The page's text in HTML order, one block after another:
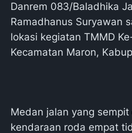
Danrem 083/Baladhika
Ramadhanus Suryawan
lokasi kegiatan TMMD
Kecamatan Maron,
Medan jalan yang
kendaraan roda empat